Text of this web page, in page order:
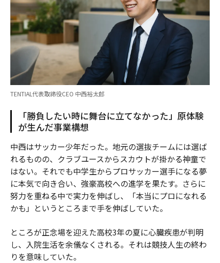
TENTIAL代表取締役CEO 中西裕太郎
「勝負したい時に舞台に立てなかった」原体験
が生んだ事業構想
中西はサッカー少年だった。地元の選抜チームには選ば
れるものの、クラブユースからスカウトが掛かる神童で
はない。それでも中学生からプロサッカー選手になる夢
に本気で向き合い、強豪高校への進学を果たす。さらに
努力を重ねる中で実力を伸ばし、「本当にプロになれる
かも」というところまで手を伸ばしていた。
ところが正念場を迎えた高校3年の夏に心臓疾患が判明
し、入院生活を余儀なくされる。それは競技人生の終わ
りを意味していた。